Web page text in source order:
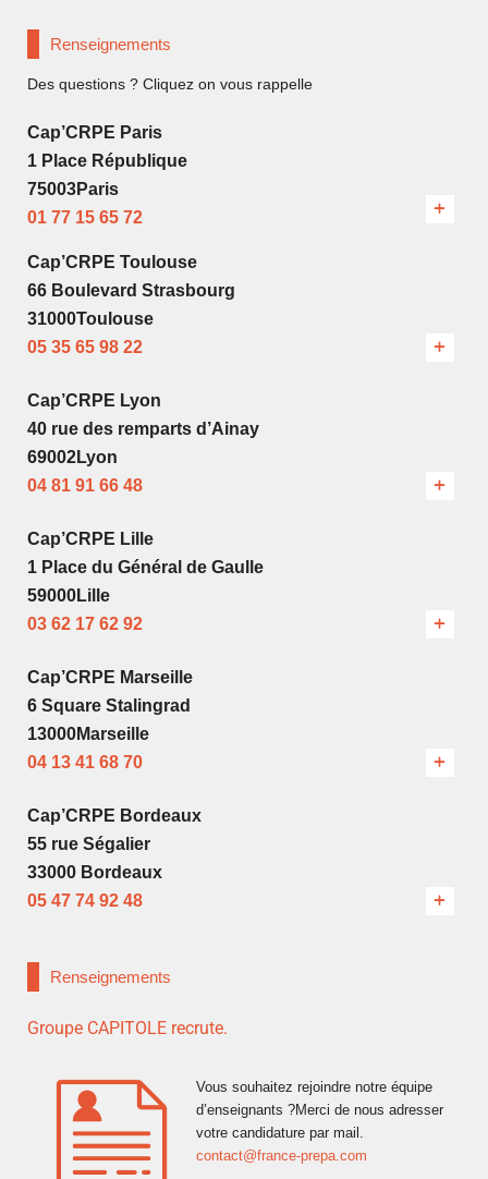
Renseignements
Des questions ? Cliquez on vous rappelle
Cap’CRPE Paris
1 Place République
75003Paris
01 77 15 65 72
Cap’CRPE Toulouse
66 Boulevard Strasbourg
31000Toulouse
05 35 65 98 22
Cap’CRPE Lyon
40 rue des remparts d’Ainay
69002Lyon
04 81 91 66 48
Cap’CRPE Lille
1 Place du Général de Gaulle
59000Lille
03 62 17 62 92
Cap’CRPE Marseille
6 Square Stalingrad
13000Marseille
04 13 41 68 70
Cap’CRPE Bordeaux
55 rue Ségalier
33000 Bordeaux
05 47 74 92 48
Renseignements
Groupe CAPITOLE recrute.
Vous souhaitez rejoindre notre équipe
d’enseignants ?Merci de nous adresser
votre candidature par mail.
contact@france-prepa.com